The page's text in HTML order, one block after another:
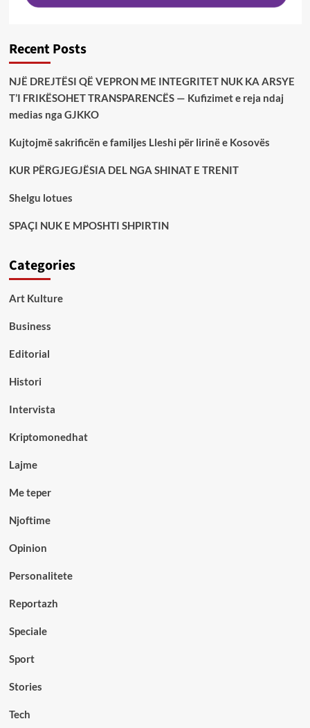
Recent Posts
NJË DREJTËSI QË VEPRON ME INTEGRITET NUK KA ARSYE
T’I FRIKËSOHET TRANSPARENCËS — Kufizimet e reja ndaj
medias nga GJKKO
Kujtojmë sakrificën e familjes Lleshi për lirinë e Kosovës
KUR PËRGJEGJËSIA DEL NGA SHINAT E TRENIT
Shelgu lotues
SPAÇI NUK E MPOSHTI SHPIRTIN
Categories
Art Kulture
Business
Editorial
Histori
Intervista
Kriptomonedhat
Lajme
Me teper
Njoftime
Opinion
Personalitete
Reportazh
Speciale
Sport
Stories
Tech